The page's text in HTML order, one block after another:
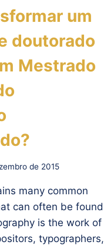
um
doutorado
Mestrado
de 2015
many common
can often be found
is the work of
typographers,